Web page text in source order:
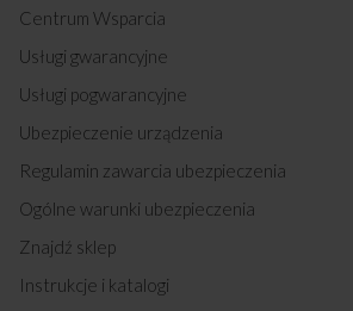
Centrum Wsparcia
Usługi gwarancyjne
Usługi pogwarancyjne
Ubezpieczenie urządzenia
Regulamin zawarcia ubezpieczenia
Ogólne warunki ubezpieczenia
Znajdź sklep
Instrukcje i katalogi